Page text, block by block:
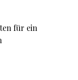
für ein